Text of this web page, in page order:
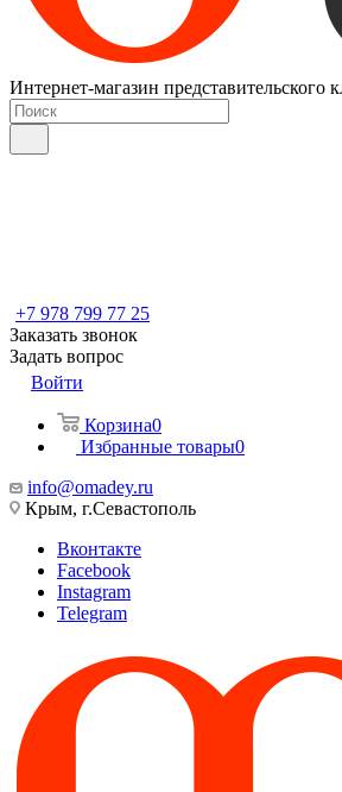
Интернет-магазин представительского
+7 978 799 77 25
Заказать звонок
Задать вопрос
Войти
Корзина0
Избранные товары0
info@omadey.ru
Крым, г.Севастополь
Вконтакте
Facebook
Instagram
Telegram